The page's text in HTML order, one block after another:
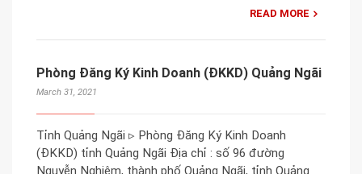
READ MORE
Phòng Đăng Ký Kinh Doanh (ĐKKD) Quảng Ngãi
March 31, 2021
Tỉnh Quảng Ngãi ▹ Phòng Đăng Ký Kinh Doanh
(ĐKKD) tỉnh Quảng Ngãi Địa chỉ : số 96 đường
Nguyễn Nghiêm, thành phố Quảng Ngãi, tỉnh Quảng